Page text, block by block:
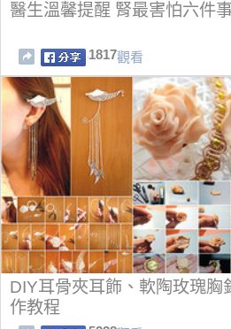
醫生溫馨提醒 腎最害怕六件
1817觀看
DIY耳骨夾耳飾、軟陶玫瑰胸
作教程